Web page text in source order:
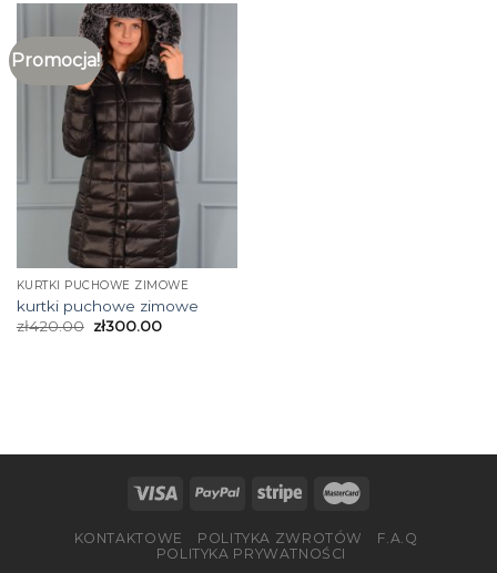
Promocja!
KURTKI PUCHOWE ZIMOWE
kurtki puchowe zimowe
zł420.00 zł300.00
KONTAKTOWE POLITYKA ZWROTÓW
F.A.Q
POLITYKA PRYWATNOŚCI